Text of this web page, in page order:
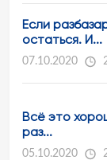
Если
остаться. И...
07.10.2020
Всё это
раз...
05.10.2020